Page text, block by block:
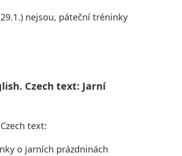
nejsou, páteční tréninky
Czech text: Jarní
text:
o jarních prázdninách